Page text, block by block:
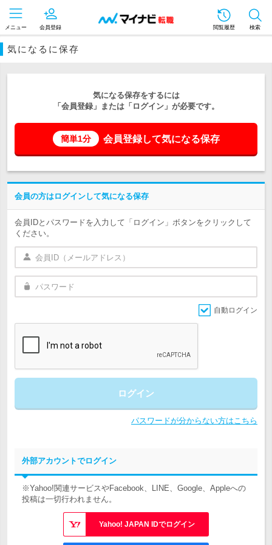
メニュー 会員登録 閲覧履歴 検索
気になるに保存
気になる保存をするには
「会員登録」または「ログイン」が必要です。
簡単1分 会員登録して気になる保存
会員の方はログインして気になる保存
会員IDとパスワードを入力して「ログイン」ボタンをクリックして
ください。
自動ログイン
ログイン
パスワードが分からない方はこちら
外部アカウントでログイン
※Yahoo!関連サービスやFacebook、LINE、Google、Appleへの
投稿は一切行われません。
Yahoo! JAPAN IDでログイン